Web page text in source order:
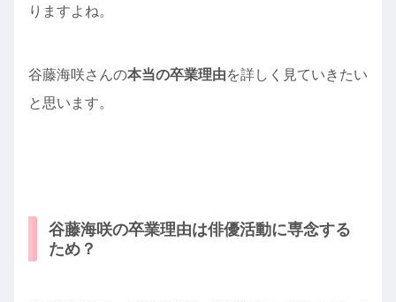
りますよね。
谷藤海咲さんの本当の卒業理由を詳しく見ていきたい
と思います。
谷藤海咲の卒業理由は俳優活動に専念する
ため？